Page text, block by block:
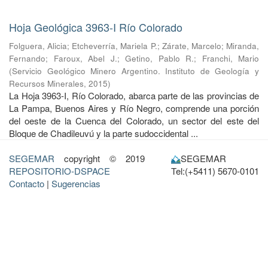
Hoja Geológica 3963-I Río Colorado
Folguera, Alicia; Etcheverría, Mariela P.; Zárate, Marcelo; Miranda,
Fernando; Faroux, Abel J.; Getino, Pablo R.; Franchi, Mario
(Servicio Geológico Minero Argentino. Instituto de Geología y
Recursos Minerales, 2015)
La Hoja 3963-I, Río Colorado, abarca parte de las provincias de
La Pampa, Buenos Aires y Río Negro, comprende una porción
del oeste de la Cuenca del Colorado, un sector del este del
Bloque de Chadileuvú y la parte sudoccidental ...
SEGEMAR copyright © 2019
REPOSITORIO-DSPACE
Contacto | Sugerencias
SEGEMAR
Tel:(+5411) 5670-0101